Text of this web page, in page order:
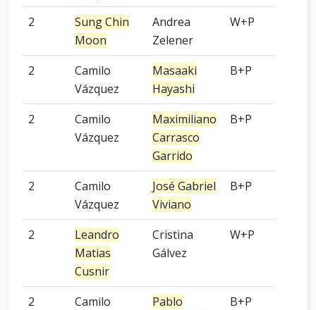
2
Sung Chin
Moon
Andrea
Zelener
W+P
2
Camilo
Vázquez
Masaaki
Hayashi
B+P
2
Camilo
Vázquez
Maximiliano
Carrasco
Garrido
B+P
2
Camilo
Vázquez
José Gabriel
Viviano
B+P
2
Leandro
Matias
Cusnir
Cristina
Gálvez
W+P
2
Camilo
Pablo
B+P